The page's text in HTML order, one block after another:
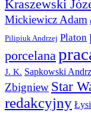
Kraszewski
Mickiewicz Adam
Pilipiuk Andrzej Platon
porcelana
J. K. Sapkowski
Zbigniew Star
redakcyjny